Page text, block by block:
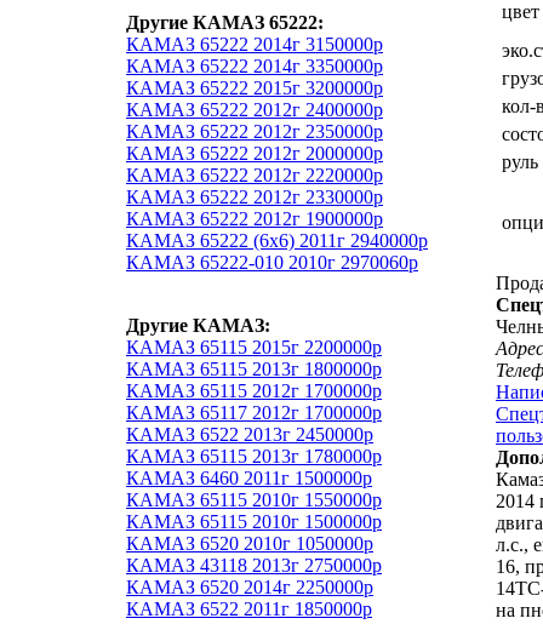
Другие КАМАЗ 65222:
КАМАЗ 65222 2014г 3150000р
КАМАЗ 65222 2014г 3350000р
КАМАЗ 65222 2015г 3200000р
КАМАЗ 65222 2012г 2400000р
КАМАЗ 65222 2012г 2350000р
КАМАЗ 65222 2012г 2000000р
КАМАЗ 65222 2012г 2220000р
КАМАЗ 65222 2012г 2330000р
КАМАЗ 65222 2012г 1900000р
КАМАЗ 65222 (6х6) 2011г 2940000р
КАМАЗ 65222-010 2010г 2970060р
Другие КАМАЗ:
КАМАЗ 65115 2015г 2200000р
КАМАЗ 65115 2013г 1800000р
КАМАЗ 65115 2012г 1700000р
КАМАЗ 65117 2012г 1700000р
КАМАЗ 6522 2013г 2450000р
КАМАЗ 65115 2013г 1780000р
КАМАЗ 6460 2011г 1500000р
КАМАЗ 65115 2010г 1550000р
КАМАЗ 65115 2010г 1500000р
КАМАЗ 6520 2010г 1050000р
КАМАЗ 43118 2013г 2750000р
КАМАЗ 6520 2014г 2250000р
КАМАЗ 6522 2011г 1850000р
цвет
кол-
руль
2014
л.с.,
16,
на